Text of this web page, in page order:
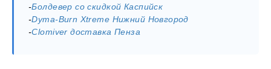
-Болдевер со скидкой Каспийск
-Dyma-Burn Xtreme Нижний Новгород
-Clomiver доставка Пенза